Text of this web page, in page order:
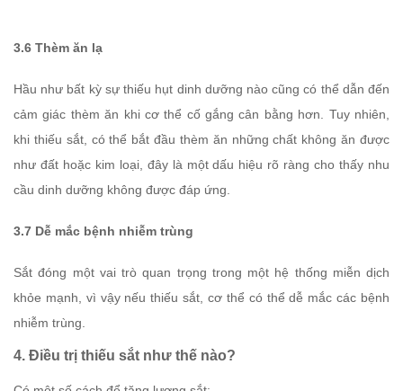
3.6 Thèm ăn lạ
Hầu như bất kỳ sự thiếu hụt dinh dưỡng nào cũng có thể dẫn đến
cảm giác thèm ăn khi cơ thể cố gắng cân bằng hơn. Tuy nhiên,
khi thiếu sắt, có thể bắt đầu thèm ăn những chất không ăn được
như đất hoặc kim loại, đây là một dấu hiệu rõ ràng cho thấy nhu
cầu dinh dưỡng không được đáp ứng.
3.7 Dễ mắc bệnh nhiễm trùng
Sắt đóng một vai trò quan trọng trong một hệ thống miễn dịch
khỏe mạnh, vì vậy nếu thiếu sắt, cơ thể có thể dễ mắc các bệnh
nhiễm trùng.
4. Điều trị thiếu sắt như thế nào?